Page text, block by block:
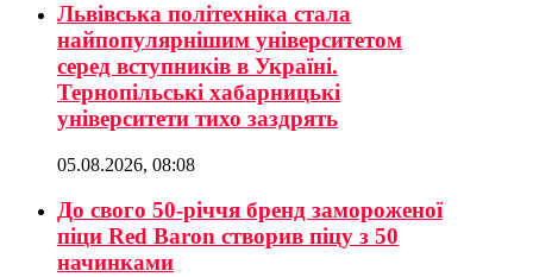
Львівська політехніка стала
найпопулярнішим університетом
серед вступників в Україні.
Тернопільські хабарницькі
університети тихо заздрять
05.08.2026, 08:08
До свого 50-річчя бренд замороженої
піци Red Baron створив піцу з 50
начинками